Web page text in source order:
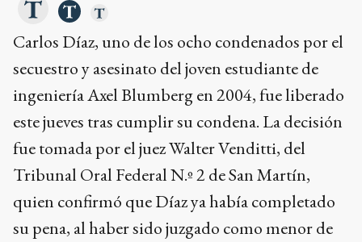
Carlos Díaz, uno de los ocho condenados por el
secuestro y asesinato del joven estudiante de
ingeniería Axel Blumberg en 2004, fue liberado
este jueves tras cumplir su condena. La decisión
fue tomada por el juez Walter Venditti, del
Tribunal Oral Federal N.º 2 de San Martín,
quien confirmó que Díaz ya había completado
su pena, al haber sido juzgado como menor de